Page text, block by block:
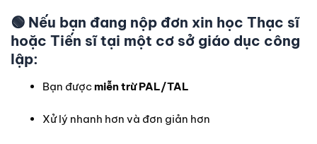
🟢 Nếu bạn đang nộp đơn xin học Thạc sĩ
hoặc Tiến sĩ tại một cơ sở giáo dục công
lập:
Bạn đượcmiễn trừ PAL/TAL
Xử lý nhanh hơn và đơn giản hơn